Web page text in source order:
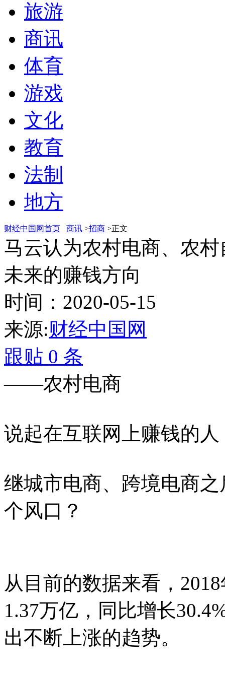
旅游
商讯
体育
游戏
文化
教育
法制
地方
财经中国网首页 商讯 >招商 >正文
马云认为农村电商、农
未来的赚钱方向
时间：2020-05-15
来源:财经中国网
跟贴 0 条
——农村电商
说起在互联网上赚钱的
继城市电商、跨境电商
个风口？
从目前的数据来看，
1.37万亿，同比增长
出不断上涨的趋势。